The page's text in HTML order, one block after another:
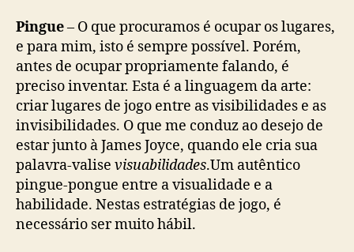
Pingue– O que procuramos é ocupar os lugares,
e para mim, isto é sempre possível. Porém,
antes de ocupar propriamente falando, é
preciso inventar. Esta é a linguagem da arte:
criar lugares de jogo entre as visibilidades e as
invisibilidades. O que me conduz ao desejo de
estar junto à James Joyce, quando ele cria sua
palavra-valise visuabilidades.Um autêntico
pingue-pongue entre a visualidade e a
habilidade. Nestas estratégias de jogo, é
necessário ser muito hábil.